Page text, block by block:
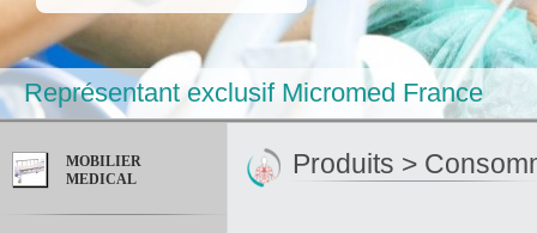
Représentant exclusif Micromed France
MOBILIER
MEDICAL
Produits >